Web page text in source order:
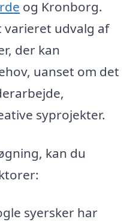
og Kronborg.
varieret udvalg af
der kan
uanset om det
syprojekter.
kan du
syersker har